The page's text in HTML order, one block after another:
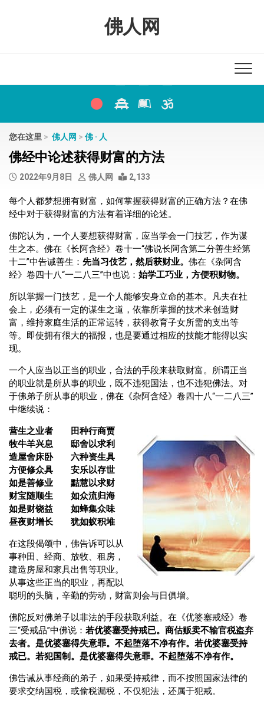
佛人网
您在这里 > 佛人网 > 佛 · 人
佛经中论述获得财富的方法
2022年9月8日 佛人网 2,133
每个人都梦想拥有财富，如何掌握获得财富的正确方法？在佛
经中对于获得财富的方法有着详细的论述。
佛陀认为，一个人要想获得财富，应当学会一门技艺，作为谋
生之本。佛在《长阿含经》卷十一“佛说长阿含第二分善生经第
十二”中告诫善生： 先当习伎艺，然后获财业。 佛在《杂阿含
经》卷四十八“一二八三”中也说： 始学工巧业，方便积财物。
所以掌握一门技艺，是一个人能够安身立命的基本。凡夫在社
会上，必须有一定的谋生之道，依靠所掌握的技术来创造财
富，维持家庭生活的正常运转，获得教育子女所需的支出等
等。即使拥有很大的福报，也是要通过相应的技能才能得以实
现。
一个人应当以正当的职业，合法的手段来获取财富。所谓正当
的职业就是所从事的职业，既不违犯国法，也不违犯佛法。对
于佛弟子所从事的职业，佛在《杂阿含经》卷四十八“一二八三”
中继续说：
营生之业者 田种行商贾
牧牛羊兴息 邸舍以求利
造屋舍床卧 六种资生具
方便修众具 安乐以存世
如是善修业 黠慧以求财
财宝随顺生 如众流归海
如是财饶益 如蜂集众味
昼夜财增长 犹如蚁积堆
在这段偈颂中，佛告诉可以从
事种田、经商、放牧、租房，
建造房屋和家具出售等职业。
从事这些正当的职业，再配以
聪明的头脑，辛勤的劳动，财富则会与日俱增。
佛陀反对佛弟子以非法的手段获取利益。在《优婆塞戒经》卷
三“受戒品”中佛说： 若优婆塞受持戒已。商估贩卖不输官税盗弃
去者。是优婆塞得失意罪。不起堕落不净有作。若优婆塞受持
戒已。若犯国制。是优婆塞得失意罪。不起堕落不净有作。
佛告诫从事经商的弟子，如果受持戒律，而不按照国家法律的
要求交纳国税，或偷税漏税，不仅犯法，还属于犯戒。